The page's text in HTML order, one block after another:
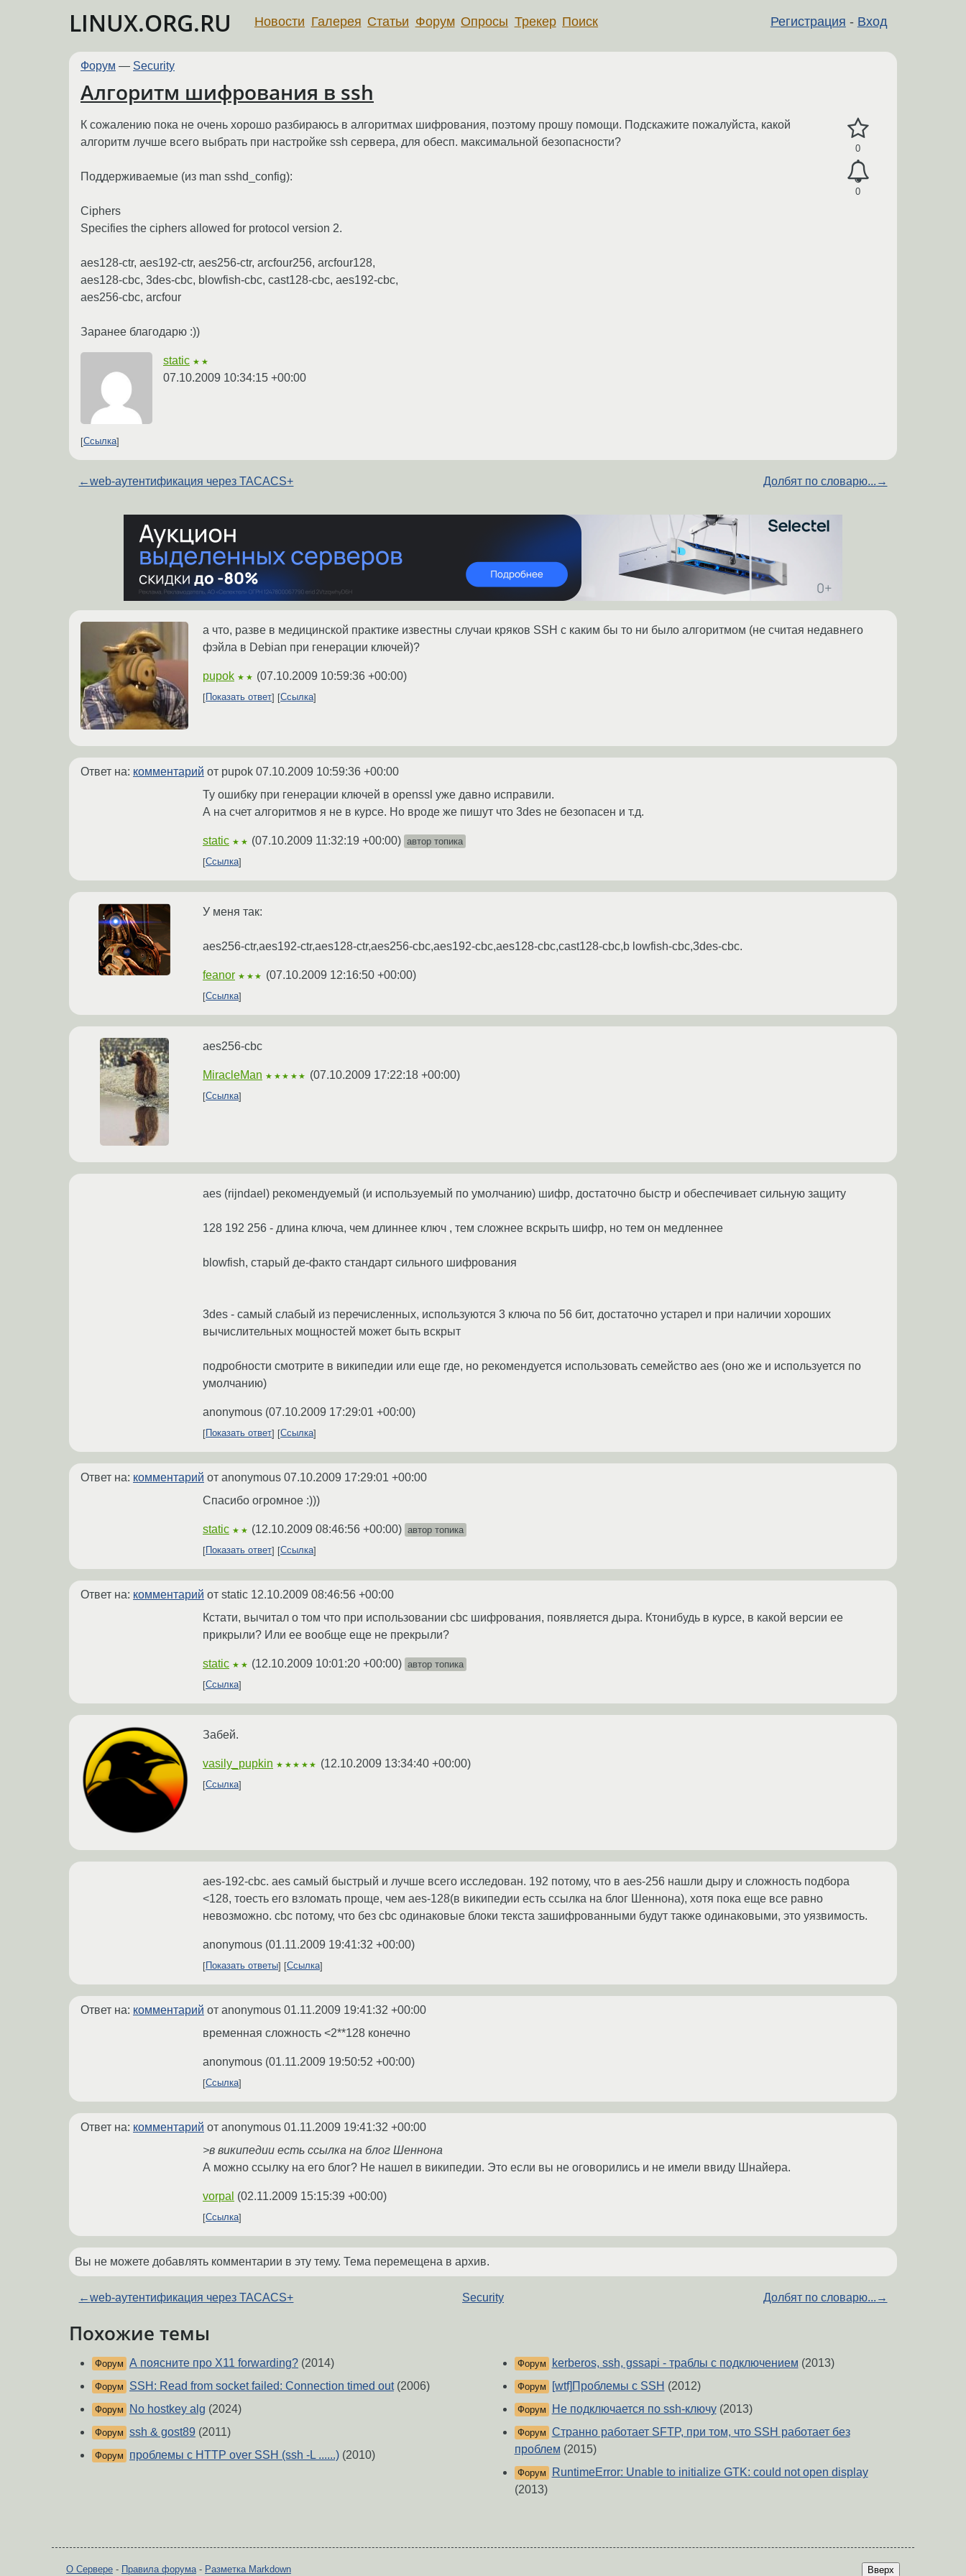
LINUX.ORG.RU Регистрация - Вход
Новости Галерея Статьи Форум Опросы Трекер Поиск
Форум — Security
Алгоритм шифрования в ssh
0
0
К сожалению пока не очень хорошо разбираюсь в алгоритмах шифрования, поэтому прошу помощи. Подскажите пожалуйста, какой
алгоритм лучше всего выбрать при настройке ssh сервера, для обесп. максимальной безопасности?
Поддерживаемые (из man sshd_config):
Ciphers
Specifies the ciphers allowed for protocol version 2.
aes128-ctr, aes192-ctr, aes256-ctr, arcfour256, arcfour128,
aes128-cbc, 3des-cbc, blowfish-cbc, cast128-cbc, aes192-cbc,
aes256-cbc, arcfour
Заранее благодарю :))
static ★★
07.10.2009 10:34:15 +00:00
Ссылка
←web-аутентификация через TACACS+ Долбят по словарю... →
а что, разве в медицинской практике известны случаи кряков SSH с каким бы то ни было алгоритмом (не считая недавнего
фэйла в Debian при генерации ключей)?
pupok ★★ (07.10.2009 10:59:36 +00:00)
Показать ответ Ссылка
Ответ на: комментарий от pupok 07.10.2009 10:59:36 +00:00
Ту ошибку при генерации ключей в openssl уже давно исправили.
А на счет алгоритмов я не в курсе. Но вроде же пишут что 3des не безопасен и т.д.
static ★★ (07.10.2009 11:32:19 +00:00) автор топика
Ссылка
У меня так:
aes256-ctr,aes192-ctr,aes128-ctr,aes256-cbc,aes192-cbc,aes128-cbc,cast128-cbc,b lowfish-cbc,3des-cbc.
feanor ★★★ (07.10.2009 12:16:50 +00:00)
Ссылка
aes256-cbc
MiracleMan ★★★★★ (07.10.2009 17:22:18 +00:00)
Ссылка
aes (rijndael) рекомендуемый (и используемый по умолчанию) шифр, достаточно быстр и обеспечивает сильную защиту
128 192 256 - длина ключа, чем длиннее ключ , тем сложнее вскрыть шифр, но тем он медленнее
blowfish, старый де-факто стандарт сильного шифрования
3des - самый слабый из перечисленных, используются 3 ключа по 56 бит, достаточно устарел и при наличии хороших
вычислительных мощностей может быть вскрыт
подробности смотрите в википедии или еще где, но рекомендуется использовать семейство aes (оно же и используется по
умолчанию)
anonymous (07.10.2009 17:29:01 +00:00)
Показать ответ Ссылка
Ответ на: комментарий от anonymous 07.10.2009 17:29:01 +00:00
Спасибо огромное :)))
static ★★ (12.10.2009 08:46:56 +00:00) автор топика
Показать ответ
Ссылка
Ответ на: комментарий от static 12.10.2009 08:46:56 +00:00
Кстати, вычитал о том что при использовании cbc шифрования, появляется дыра. Ктонибудь в курсе, в какой версии ее
прикрыли? Или ее вообще еще не прекрыли?
static ★★ (12.10.2009 10:01:20 +00:00) автор топика
Ссылка
Забей.
vasily_pupkin ★★★★★ (12.10.2009 13:34:40 +00:00)
Ссылка
aes-192-cbc. aes самый быстрый и лучше всего исследован. 192 потому, что в aes-256 нашли дыру и сложность подбора
<128, тоесть его взломать проще, чем aes-128(в википедии есть ссылка на блог Шеннона), хотя пока еще все равно
невозможно. cbc потому, что без cbc одинаковые блоки текста зашифрованными будут также одинаковыми, это уязвимость.
anonymous (01.11.2009 19:41:32 +00:00)
Показать ответы Ссылка
Ответ на: комментарий от anonymous 01.11.2009 19:41:32 +00:00
временная сложность <2**128 конечно
anonymous (01.11.2009 19:50:52 +00:00)
Ссылка
Ответ на: комментарий от anonymous 01.11.2009 19:41:32 +00:00
>в википедии есть ссылка на блог Шеннона
А можно ссылку на его блог? Не нашел в википедии. Это если вы не оговорились и не имели ввиду Шнайера.
vorpal (02.11.2009 15:15:39 +00:00)
Ссылка
Вы не можете добавлять комментарии в эту тему. Тема перемещена в архив.
←web-аутентификация через TACACS+ Security Долбят по словарю... →
Похожие темы
Форум А поясните про X11 forwarding? (2014)
Форум SSH: Read from socket failed: Connection timed out(2006)
Форум No hostkey alg (2024)
Форум ssh & gost89 (2011)
Форум проблемы с HTTP over SSH (ssh -L ......) (2010)
Форум kerberos, ssh, gssapi - траблы с подключением (2013)
Форум [wtf]Проблемы с SSH (2012)
Форум Не подключается по ssh-ключу(2013)
Форум Странно работает SFTP, при том, что SSH работает без
проблем (2015)
Форум
RuntimeError: Unable to initialize GTK: could not open display
(2013)
Вверх
О Сервере - Правила форума- Разметка Markdown